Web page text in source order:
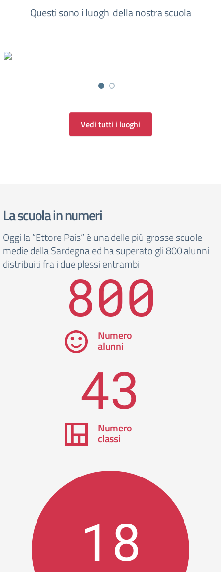
Questi sono i luoghi della nostra scuola
Vedi tutti i luoghi
La scuola in numeri
Oggi la “Ettore Pais” è una delle più grosse scuole
medie della Sardegna ed ha superato gli 800 alunni
distribuiti fra i due plessi entrambi
800
Numero
alunni
43
Numero
classi
18